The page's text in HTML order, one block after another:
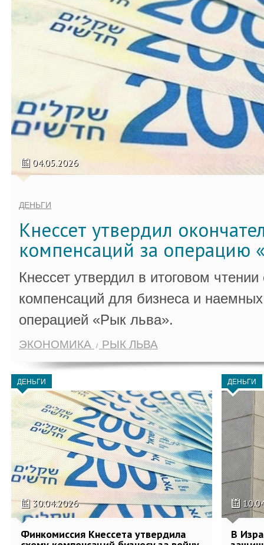
04.05.2026
ДЕНЬГИ
Кнессет утвердил
компенсаций за операцию
Кнессет утвердил в итоговом
компенсаций для бизнеса и
операцией «Рык льва».
ЭКОНОМИКА РЫК ЛЬВА
ДЕНЬГИ
30.04.2026
Финкомиссия Кнессета утвердила
ДЕНЬГИ
В